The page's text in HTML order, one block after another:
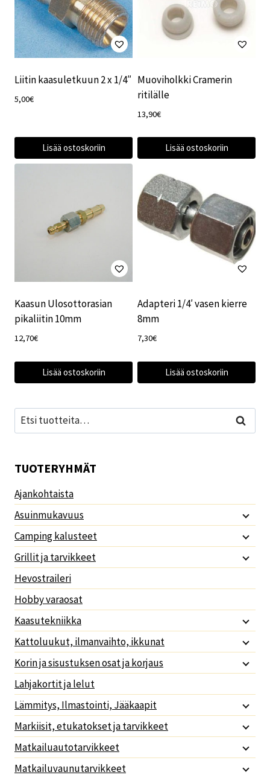
Liitin kaasuletkuun 2 x 1/4″
5,00€
Lisää ostoskoriin
Muoviholkki Cramerin
ritilälle
13,90€
Lisää ostoskoriin
Kaasun Ulosottorasian
pikaliitin 10mm
12,70€
Lisää ostoskoriin
Adapteri 1/4′ vasen kierre
8mm
7,30€
Lisää ostoskoriin
Etsi: Haku
TUOTERYHMÄT
Ajankohtaista
Asuinmukavuus
Camping kalusteet
Grillit ja tarvikkeet
Hevostraileri
Hobby varaosat
Kaasutekniikka
Kattoluukut, ilmanvaihto, ikkunat
Korin ja sisustuksen osat ja korjaus
Lahjakortit ja lelut
Lämmitys, Ilmastointi, Jääkaapit
Markiisit, etukatokset ja tarvikkeet
Matkailuautotarvikkeet
Matkailuvaunutarvikkeet